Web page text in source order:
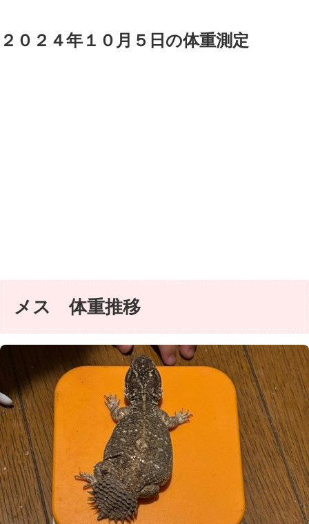
２０２４年１０月５日の体重測定
メス 体重推移